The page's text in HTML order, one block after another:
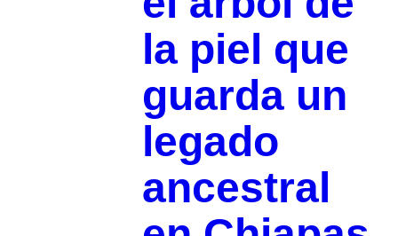
la piel que
guarda un
legado
ancestral